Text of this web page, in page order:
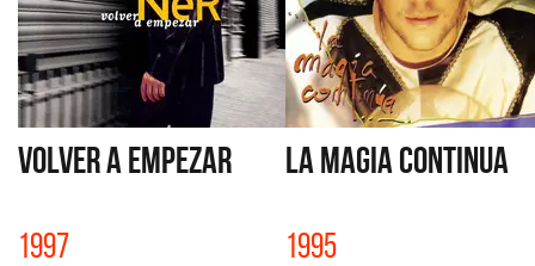
VOLVER A EMPEZAR
1997
LA MAGIA CONTINUA
1995